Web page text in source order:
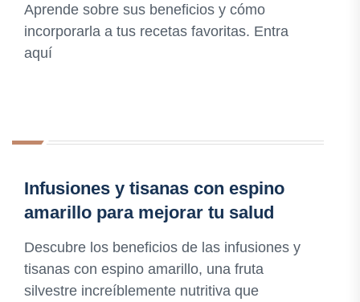
Aprende sobre sus beneficios y cómo
incorporarla a tus recetas favoritas. Entra
aquí
Infusiones y tisanas con espino
amarillo para mejorar tu salud
Descubre los beneficios de las infusiones y
tisanas con espino amarillo, una fruta
silvestre increíblemente nutritiva que